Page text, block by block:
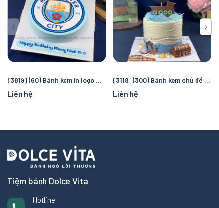
[3819] (60) Bánh kem in logo Manchester City – Quà tặng sinh nhật hoàn hảo cho fan bóng đá
Liên hệ
[3118] (300) Bánh kem chủ đề cướp biển và đại dương – Chuyến truy tìm kho báu kỳ thú cho bé
Liên hệ
Tiệm bánh Dolce Vita
Hotline